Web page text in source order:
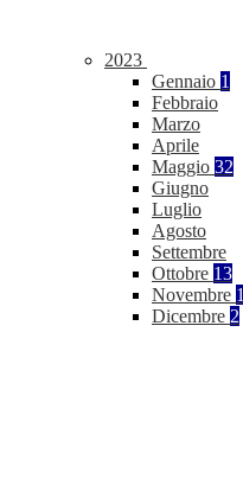
2023
Gennaio 1
Febbraio
Marzo
Aprile
Maggio 32
Giugno
Luglio
Agosto
Settembre
Ottobre 13
Novembre 1
Dicembre 2